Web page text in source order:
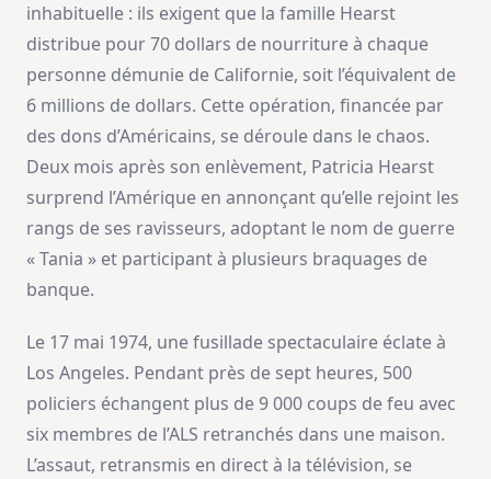
inhabituelle : ils exigent que la famille Hearst
distribue pour 70 dollars de nourriture à chaque
personne démunie de Californie, soit l’équivalent de
6 millions de dollars. Cette opération, financée par
des dons d’Américains, se déroule dans le chaos.
Deux mois après son enlèvement, Patricia Hearst
surprend l’Amérique en annonçant qu’elle rejoint les
rangs de ses ravisseurs, adoptant le nom de guerre
« Tania » et participant à plusieurs braquages de
banque.
Le 17 mai 1974, une fusillade spectaculaire éclate à
Los Angeles. Pendant près de sept heures, 500
policiers échangent plus de 9 000 coups de feu avec
six membres de l’ALS retranchés dans une maison.
L’assaut, retransmis en direct à la télévision, se